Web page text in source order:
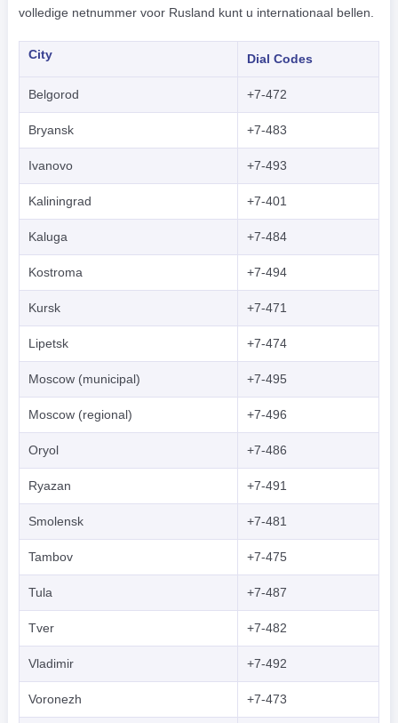
volledige netnummer voor Rusland kunt u internationaal bellen.
City Dial Codes
Belgorod +7-472
Bryansk +7-483
Ivanovo +7-493
Kaliningrad +7-401
Kaluga +7-484
Kostroma +7-494
Kursk +7-471
Lipetsk +7-474
Moscow (municipal) +7-495
Moscow (regional) +7-496
Oryol +7-486
Ryazan +7-491
Smolensk +7-481
Tambov +7-475
Tula +7-487
Tver +7-482
Vladimir +7-492
Voronezh +7-473